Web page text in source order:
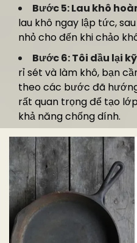
Bước 5: Lau khô
lau khô ngay lập tức,
nhỏ cho đến khi chảo
Bước 6: Tôi dầu lại
rỉ sét và làm khô, bạn
theo các bước đã
rất quan trọng để tạo
khả năng chống dính.